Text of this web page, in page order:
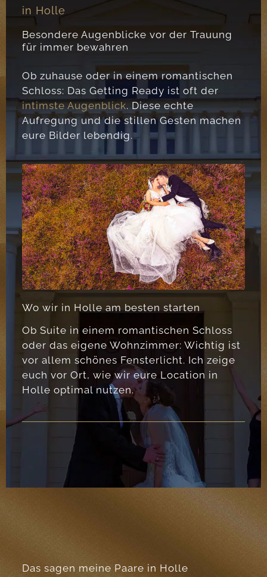
in Holle
Besondere Augenblicke vor der Trauung
für immer bewahren
Ob zuhause oder in einem romantischen
Schloss: Das Getting Ready ist oft der
intimste Augenblick. Diese echte
Aufregung und die stillen Gesten machen
eure Bilder lebendig.
Wo wir in Holle am besten starten
Ob Suite in einem romantischen Schloss
oder das eigene Wohnzimmer: Wichtig ist
vor allem schönes Fensterlicht. Ich zeige
euch vor Ort, wie wir eure Location in
Holle optimal nutzen.
Das sagen meine Paare in Holle